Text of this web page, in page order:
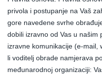
privola i postupanje na Vaš
gore navedene svrhe
dobili izravno od Vas u našim
izravne komunikacije (e-mail,
li voditelj obrade namjerava
međunarodnoj organizaciji: